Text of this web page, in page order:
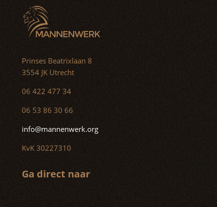
Prinses Beatrixlaan 8
3554 JK Utrecht
06 422 477 34
06 53 86 30 66
info@mannenwerk.org
KvK 30227310
Ga direct naar